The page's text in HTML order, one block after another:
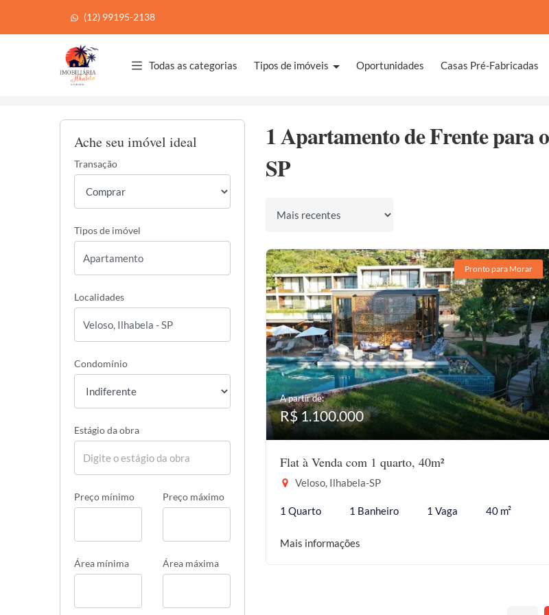
(12) 99195-2138
Página inicial
Todas as categorias Tipos de imóveis Oportunidades Casas Pré-Fabricadas
Ache seu imóvel ideal
Transação
Tipos de imóvel
Localidades
Condomínio
Estágio da obra
Preço mínimo Preço máximo
Área mínima Área máxima
1 Apartamento de Frente para
SP
Ordenar por
Pronto para Morar
A partir de:
R$ 1.100.000
Flat à Venda com 1 quarto, 40m²
Veloso, Ilhabela-SP
1 Quarto 1 Banheiro 1 Vaga 40 m²
Mais informações